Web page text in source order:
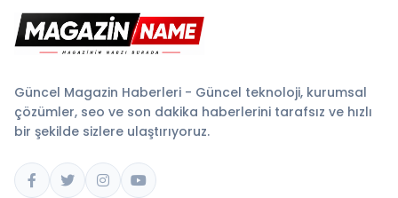
Güncel Magazin Haberleri - Güncel teknoloji, kurumsal
çözümler, seo ve son dakika haberlerini tarafsız ve hızlı
bir şekilde sizlere ulaştırıyoruz.